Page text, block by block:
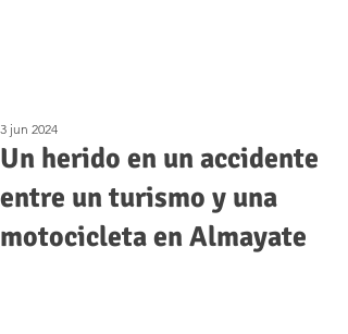
Un herido en un accidente
entre un turismo y una
motocicleta en Almayate
3 jun 2024